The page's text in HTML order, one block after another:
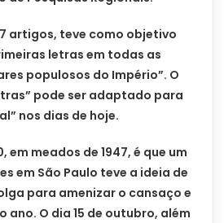
artigos, teve como objetivo
letras em todas as
populosos do Império”. O
pode ser adaptado para
nos dias de hoje.
em meados de 1947, é que um
em São Paulo teve a ideia de
para amenizar o cansaço e
ano. O dia 15 de outubro, além